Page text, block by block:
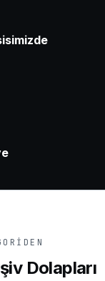
Dolapları